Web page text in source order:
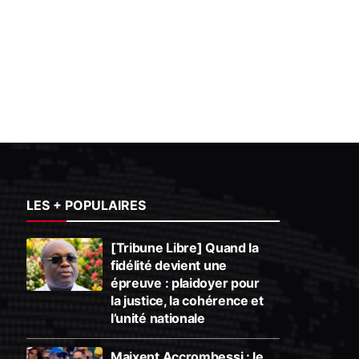
LES + POPULAIRES
[Tribune Libre] Quand la
fidélité devient une
épreuve : plaidoyer pour
la justice, la cohérence et
l’unité nationale